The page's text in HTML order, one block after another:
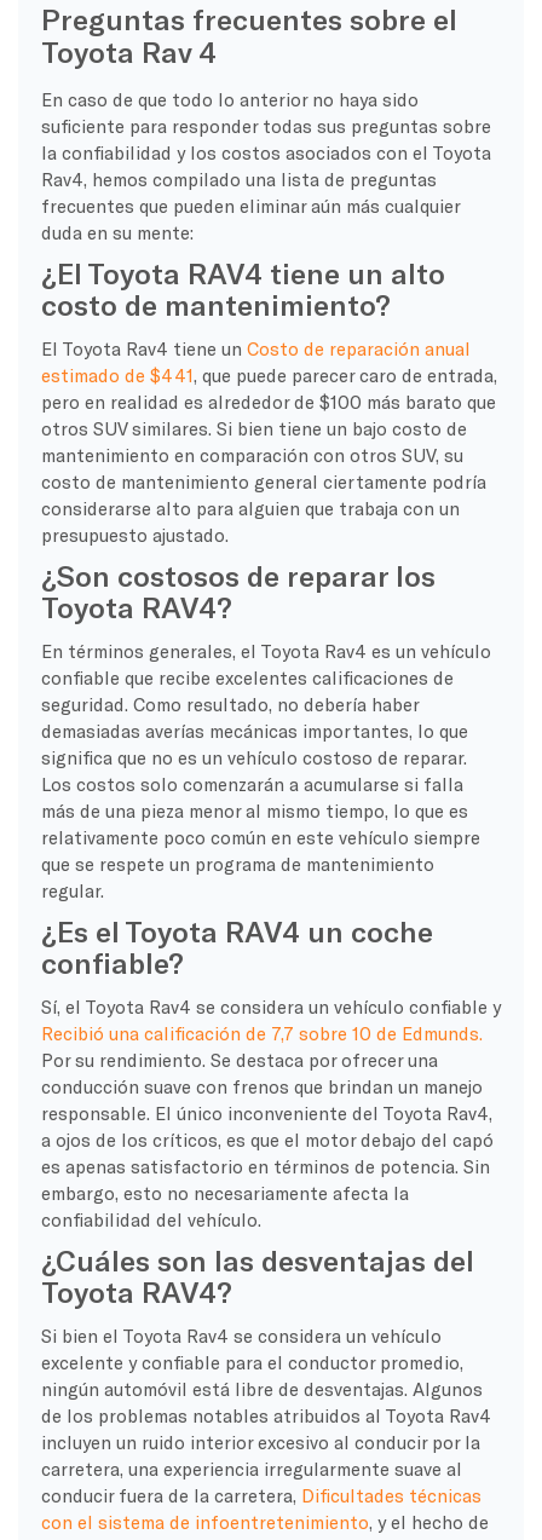
Preguntas frecuentes sobre el
Toyota Rav 4
En caso de que todo lo anterior no haya sido
suficiente para responder todas sus preguntas sobre
la confiabilidad y los costos asociados con el Toyota
Rav4, hemos compilado una lista de preguntas
frecuentes que pueden eliminar aún más cualquier
duda en su mente:
¿El Toyota RAV4 tiene un alto
costo de mantenimiento?
El Toyota Rav4 tiene un Costo de reparación anual
estimado de $441, que puede parecer caro de entrada,
pero en realidad es alrededor de $100 más barato que
otros SUV similares. Si bien tiene un bajo costo de
mantenimiento en comparación con otros SUV, su
costo de mantenimiento general ciertamente podría
considerarse alto para alguien que trabaja con un
presupuesto ajustado.
¿Son costosos de reparar los
Toyota RAV4?
En términos generales, el Toyota Rav4 es un vehículo
confiable que recibe excelentes calificaciones de
seguridad. Como resultado, no debería haber
demasiadas averías mecánicas importantes, lo que
significa que no es un vehículo costoso de reparar.
Los costos solo comenzarán a acumularse si falla
más de una pieza menor al mismo tiempo, lo que es
relativamente poco común en este vehículo siempre
que se respete un programa de mantenimiento
regular.
¿Es el Toyota RAV4 un coche
confiable?
Sí, el Toyota Rav4 se considera un vehículo confiable y
Recibió una calificación de 7,7 sobre 10 de Edmunds.
Por su rendimiento. Se destaca por ofrecer una
conducción suave con frenos que brindan un manejo
responsable. El único inconveniente del Toyota Rav4,
a ojos de los críticos, es que el motor debajo del capó
es apenas satisfactorio en términos de potencia. Sin
embargo, esto no necesariamente afecta la
confiabilidad del vehículo.
¿Cuáles son las desventajas del
Toyota RAV4?
Si bien el Toyota Rav4 se considera un vehículo
excelente y confiable para el conductor promedio,
ningún automóvil está libre de desventajas. Algunos
de los problemas notables atribuidos al Toyota Rav4
incluyen un ruido interior excesivo al conducir por la
carretera, una experiencia irregularmente suave al
conducir fuera de la carretera, Dificultades técnicas
con el sistema de infoentretenimiento, y el hecho de